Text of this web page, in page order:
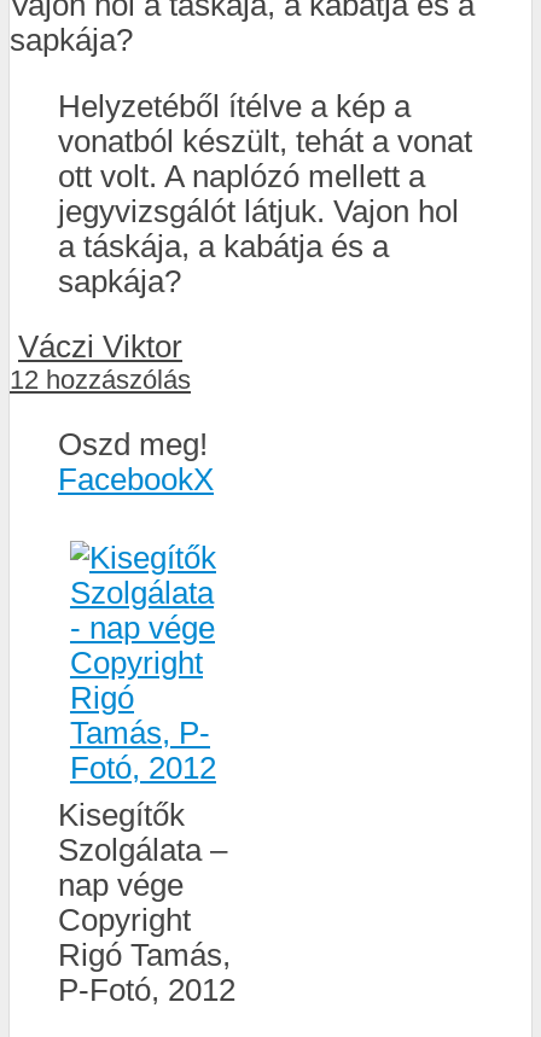
Helyzetéből ítélve a kép a
vonatból készült, tehát a vonat
ott volt. A naplózó mellett a
jegyvizsgálót látjuk. Vajon hol
a táskája, a kabátja és a
sapkája?
Váczi Viktor
12 hozzászólás
Oszd meg!
FacebookX
Kisegítők
Szolgálata –
nap vége
Copyright
Rigó Tamás,
P-Fotó, 2012